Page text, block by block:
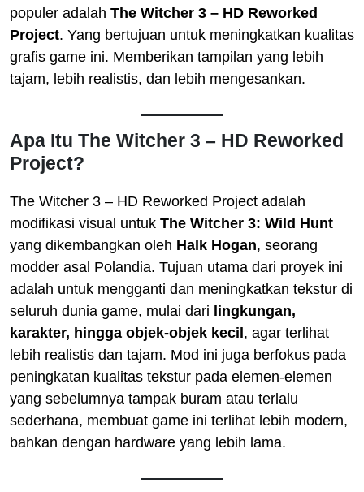
populer adalah The Witcher 3 – HD Reworked
Project. Yang bertujuan untuk meningkatkan kualitas
grafis game ini. Memberikan tampilan yang lebih
tajam, lebih realistis, dan lebih mengesankan.
Apa Itu The Witcher 3 – HD Reworked
Project?
The Witcher 3 – HD Reworked Project adalah
modifikasi visual untuk The Witcher 3: Wild Hunt
yang dikembangkan oleh Halk Hogan, seorang
modder asal Polandia. Tujuan utama dari proyek ini
adalah untuk mengganti dan meningkatkan tekstur di
seluruh dunia game, mulai dari lingkungan,
karakter, hingga objek-objek kecil, agar terlihat
lebih realistis dan tajam. Mod ini juga berfokus pada
peningkatan kualitas tekstur pada elemen-elemen
yang sebelumnya tampak buram atau terlalu
sederhana, membuat game ini terlihat lebih modern,
bahkan dengan hardware yang lebih lama.